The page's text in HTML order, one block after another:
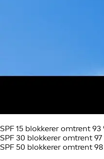
SPF 15 blokkerer omtrent
SPF 30 blokkerer omtrent
SPF 50 blokkerer omtrent